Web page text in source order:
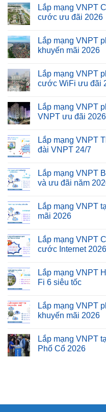
Lắp mạng VNPT
cước ưu đãi 2026
Lắp mạng VNPT
khuyến mãi 2026
Lắp mạng VNPT
cước WiFi ưu đãi
Lắp mạng VNPT
VNPT ưu đãi 2026
Lắp mạng VNPT
đài VNPT 24/7
Lắp mạng VNPT
và ưu đãi năm
Lắp mạng VNPT
mãi 2026
Lắp mạng VNPT
cước Internet 2026
Lắp mạng VNPT
Fi 6 siêu tốc
Lắp mạng VNPT
khuyến mãi 2026
Lắp mạng VNPT
Phố Cổ 2026